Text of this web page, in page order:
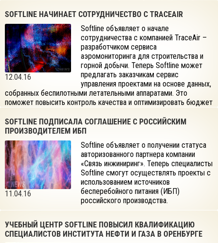
SOFTLINE НАЧИНАЕТ СОТРУДНИЧЕСТВО С TRACEAIR
12.04.16
Softline объявляет о начале
сотрудничества с компанией TraceAir –
разработчиком сервиса
аэромониторинга для строительства и
горной добычи. Теперь Softline может
предлагать заказчикам сервис
управления проектами на основе данных,
собранных беспилотными летательными аппаратами. Это
поможет повысить контроль качества и оптимизировать бюджет
участников.
SOFTLINE ПОДПИСАЛА СОГЛАШЕНИЕ С РОССИЙСКИМ
ПРОИЗВОДИТЕЛЕМ ИБП
11.04.16
Softline объявляет о получении статуса
авторизованного партнера компании
«Связь инжиниринг». Теперь специалисты
Softline смогут осуществлять проекты с
использованием источников
бесперебойного питания (ИБП)
российского производства.
УЧЕБНЫЙ ЦЕНТР SOFTLINE ПОВЫСИЛ КВАЛИФИКАЦИЮ
СПЕЦИАЛИСТОВ ИНСТИТУТА НЕФТИ И ГАЗА В ОРЕНБУРГЕ